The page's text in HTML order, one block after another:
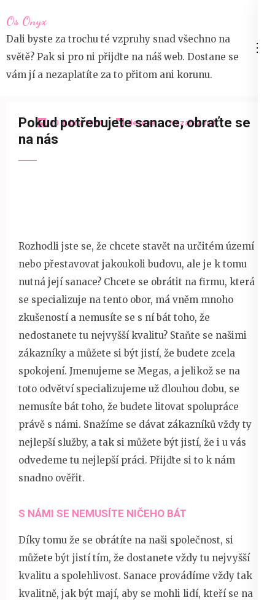
na
obsah
(stiskněte
Enter)
Os Onyx
Dali byste za trochu té vzpruhy snad všechno na
světě? Pak si pro ni přijďte na náš web. Dostane se
vám jí a nezaplatíte za to přitom ani korunu.
10 dubna 2024 devene Nezařazené
Pokud potřebujete sanace, obraťte se
na nás
Rozhodli jste se, že chcete stavět na určitém území
nebo přestavovat jakoukoli budovu, ale je k tomu
nutná její sanace? Chcete se obrátit na firmu, která
se specializuje na tento obor, má vněm mnoho
zkušeností a nemusíte se s ní bát toho, že
nedostanete tu nejvyšší kvalitu? Staňte se našimi
zákazníky a můžete si být jistí, že budete zcela
spokojení. Jmenujeme se Megas, a jelikož se na
toto odvětví specializujeme už dlouhou dobu, se
nemusíte bát toho, že budete litovat spolupráce
právě s námi. Snažíme se dávat zákazníků vždy ty
nejlepší služby, a tak si můžete být jistí, že i u vás
odvedeme tu nejlepší práci. Přijďte si to k nám
snadno ověřit.
S NÁMI SE NEMUSÍTE NIČEHO BÁT
Díky tomu že se obrátíte na naši společnost, si
můžete být jistí tím, že dostanete vždy tu nejvyšší
kvalitu a spolehlivost. Sanace provádíme vždy tak
kvalitně, jak být mají, aby se mohli lidí, kteří se na